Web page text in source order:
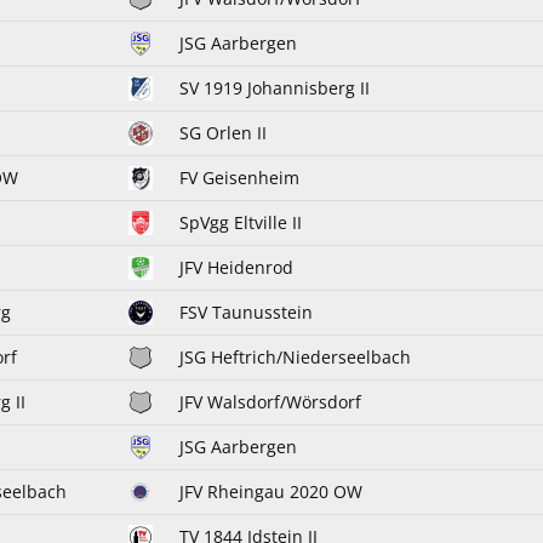
JSG Aarbergen
SV 1919 Johannisberg II
SG Orlen II
FV Geisenheim
SpVgg Eltville II
JFV Heidenrod
FSV Taunusstein
JSG Heftrich/Niederseelbach
II
JFV Walsdorf/Wörsdorf
JSG Aarbergen
JFV Rheingau 2020 OW
TV 1844 Idstein II